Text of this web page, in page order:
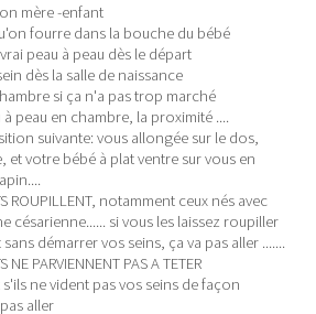
mère -enfant
fourre dans la bouche du bébé
peau à peau dès le départ
dès la salle de naissance
si ça n'a pas trop marché
peau en chambre, la proximité ....
suivante: vous allongée sur le dos,
et votre bébé à plat ventre sur vous en
ROUPILLENT, notamment ceux nés avec
césarienne...... si vous les laissez roupiller
démarrer vos seins, ça va pas aller .......
NE PARVIENNENT PAS A TETER
s'ils ne vident pas vos seins de façon
aller